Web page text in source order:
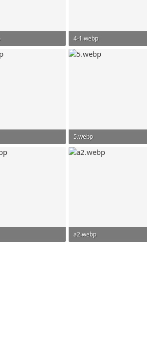
Просмотры: 108
4-1.webp
193,1 KB · Просмотры: 109
Просмотры: 89
5.webp
271 KB · Просмотры: 108
a2.webp